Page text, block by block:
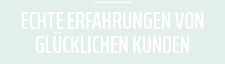
ECHTE ERFAHRUNGEN VON
GLÜCKLICHEN KUNDEN